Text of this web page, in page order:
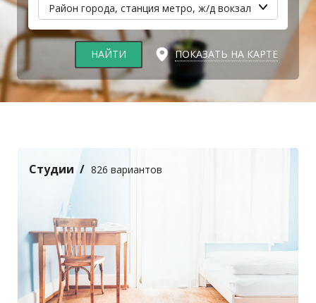
Район города, станция метро, ж/д вокзал
НАЙТИ ПОКАЗАТЬ НА КАРТЕ
Студии 826 вариантов